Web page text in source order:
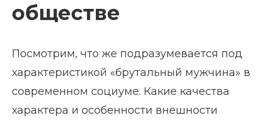
обществе
Посмотрим, что же подразумевается под
характеристикой «брутальный мужчина» в
современном социуме. Какие качества
характера и особенности внешности